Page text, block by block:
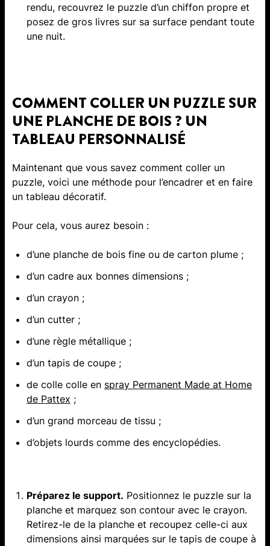
rendu, recouvrez le puzzle d’un chiffon propre et
posez de gros livres sur sa surface pendant toute
une nuit.
COMMENT COLLER UN PUZZLE SUR
UNE PLANCHE DE BOIS ? UN
TABLEAU PERSONNALISÉ
Maintenant que vous savez comment coller un
puzzle, voici une méthode pour l’encadrer et en faire
un tableau décoratif.
Pour cela, vous aurez besoin :
d’une planche de bois fine ou de carton plume ;
d’un cadre aux bonnes dimensions ;
d’un crayon ;
d’un cutter ;
d’une règle métallique ;
d’un tapis de coupe ;
de colle colle en spray Permanent Made at Home
de Pattex ;
d’un grand morceau de tissu ;
d’objets lourds comme des encyclopédies.
Préparez le support. Positionnez le puzzle sur la
planche et marquez son contour avec le crayon.
Retirez-le de la planche et recoupez celle-ci aux
dimensions ainsi marquées sur le tapis de coupe à